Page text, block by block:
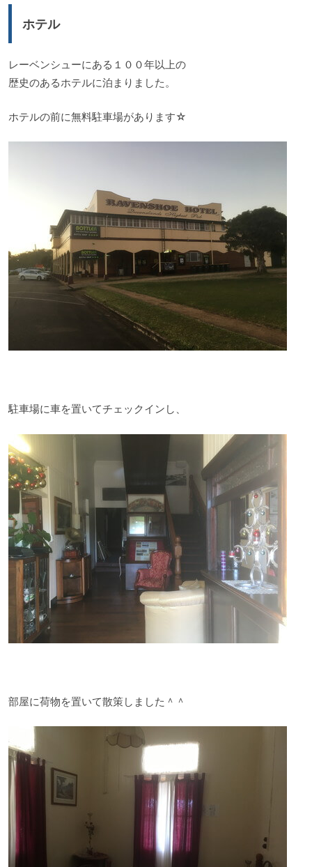
ホテル
レーベンシューにある１００年以上の
歴史のあるホテルに泊まりました。
ホテルの前に無料駐車場があります☆
駐車場に車を置いてチェックインし、
部屋に荷物を置いて散策しました＾＾